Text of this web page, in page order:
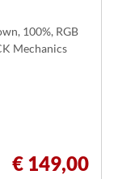
100%, RGB
Mechanics
€ 149,00